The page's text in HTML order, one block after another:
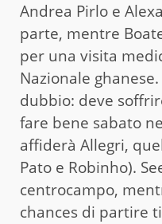
Andrea Pirlo e
parte, mentre
per una visita
Nazionale
dubbio: deve
fare bene sabato
affiderà Allegri,
Pato e Robinho).
centrocampo,
chances di partire